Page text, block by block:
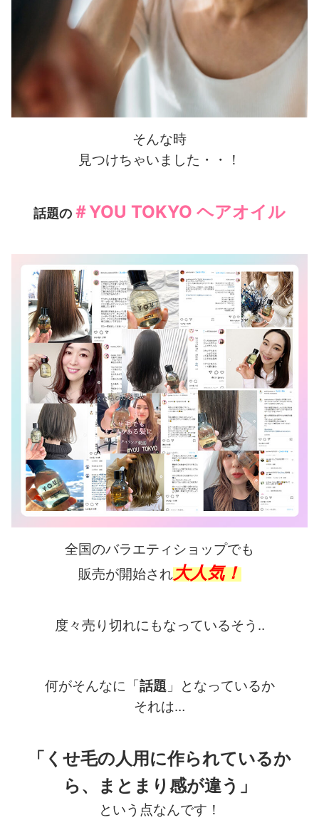
そんな時
見つけちゃいました・・！
話題の ＃YOU TOKYO ヘアオイル
全国のバラエティショップでも
販売が開始され大人気！
度々売り切れにもなっているそう‥
何がそんなに「話題 」となっているか
それは…
「くせ毛の人用に作られているか
ら、まとまり感が違う」
という点なんです！